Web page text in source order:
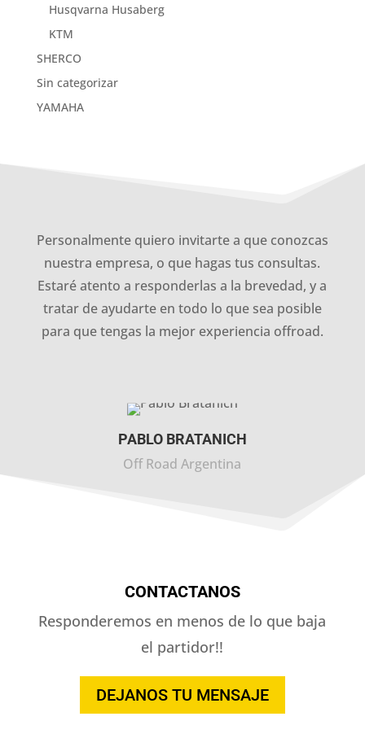
Husqvarna Husaberg
KTM
SHERCO
Sin categorizar
YAMAHA
Personalmente quiero invitarte a que conozcas
nuestra empresa, o que hagas tus consultas.
Estaré atento a responderlas a la brevedad, y a
tratar de ayudarte en todo lo que sea posible
para que tengas la mejor experiencia offroad.
PABLO BRATANICH
Off Road Argentina
CONTACTANOS
Responderemos en menos de lo que baja
el partidor!!
DEJANOS TU MENSAJE